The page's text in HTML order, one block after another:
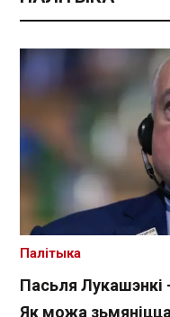
Пасьля Лукашэнкі
Як можа
Палітыка